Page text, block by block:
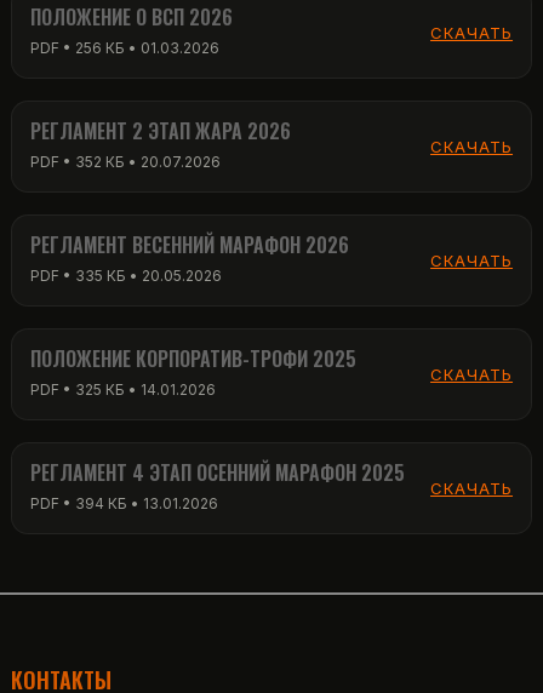
ПОЛОЖЕНИЕ О ВСП 2026
PDF • 256 КБ • 01.03.2026
СКАЧАТЬ
РЕГЛАМЕНТ 2 ЭТАП ЖАРА 2026
PDF • 352 КБ • 20.07.2026
СКАЧАТЬ
РЕГЛАМЕНТ ВЕСЕННИЙ МАРАФОН 2026
PDF • 335 КБ • 20.05.2026
СКАЧАТЬ
ПОЛОЖЕНИЕ КОРПОРАТИВ-ТРОФИ 2025
PDF • 325 КБ • 14.01.2026
СКАЧАТЬ
РЕГЛАМЕНТ 4 ЭТАП ОСЕННИЙ МАРАФОН 2025
PDF • 394 КБ • 13.01.2026
СКАЧАТЬ
КОНТАКТЫ